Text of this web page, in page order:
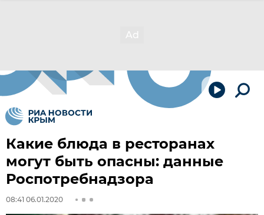
Какие блюда в ресторанах
могут быть опасны: данные
Роспотребнадзора
08:41 06.01.2020